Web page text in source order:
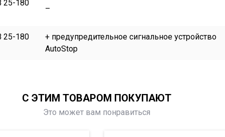
25-180
–
25-180
+ предупредительное сигнальное устройство
AutoStop
С ЭТИМ ТОВАРОМ ПОКУПАЮТ
Это может вам понравиться